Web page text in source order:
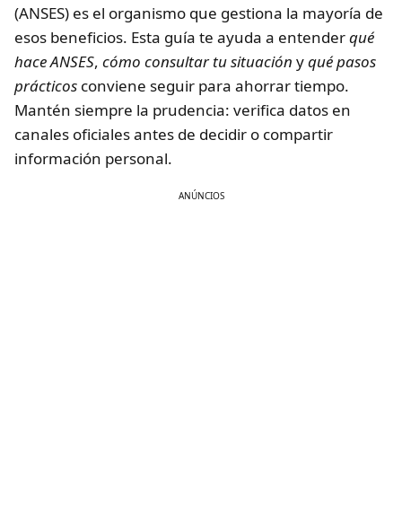
(ANSES) es el organismo que gestiona la mayoría de
esos beneficios. Esta guía te ayuda a entenderqué
hace ANSES, cómo consultar tu situación yqué pasos
prácticos conviene seguir para ahorrar tiempo.
Mantén siempre la prudencia: verifica datos en
canales oficiales antes de decidir o compartir
información personal.
ANÚNCIOS